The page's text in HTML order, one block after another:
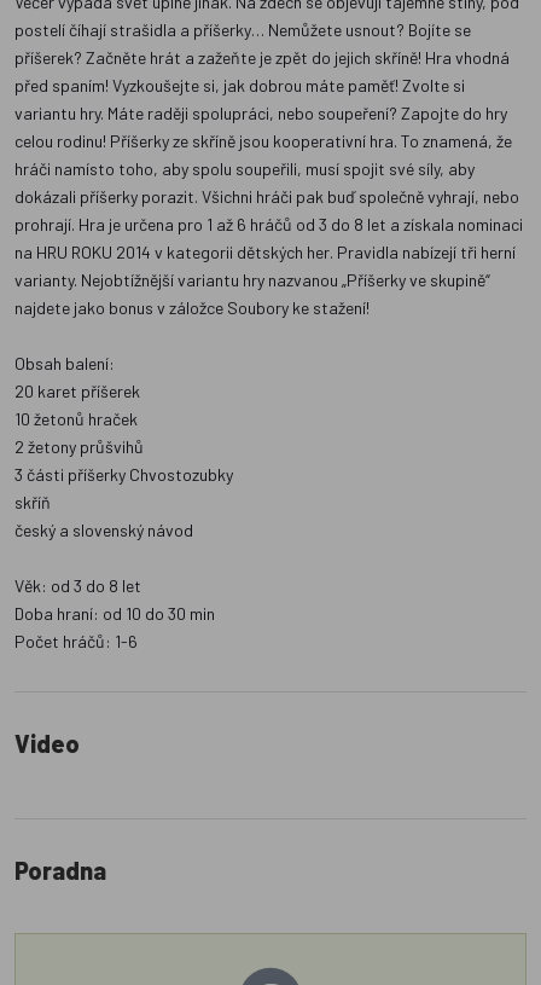
postelí číhají strašidla a příšerky… Nemůžete usnout? Bojíte se
příšerek? Začněte hrát a zažeňte je zpět do jejich skříně! Hra vhodná
před spaním! Vyzkoušejte si, jak dobrou máte paměť! Zvolte si
variantu hry. Máte raději spolupráci, nebo soupeření? Zapojte do hry
celou rodinu! Příšerky ze skříně jsou kooperativní hra. To znamená, že
hráči namísto toho, aby spolu soupeřili, musí spojit své síly, aby
dokázali příšerky porazit. Všichni hráči pak buď společně vyhrají, nebo
prohrají. Hra je určena pro 1 až 6 hráčů od 3 do 8 let a získala nominaci
na HRU ROKU 2014 v kategorii dětských her. Pravidla nabízejí tři herní
varianty. Nejobtížnější variantu hry nazvanou „Příšerky ve skupině“
najdete jako bonus v záložce Soubory ke stažení!
Obsah balení:
20 karet příšerek
10 žetonů hraček
2 žetony průšvihů
3 části příšerky Chvostozubky
skříň
český a slovenský návod
Věk: od 3 do 8 let
Doba hraní: od 10 do 30 min
Počet hráčů: 1-6
Video
Poradna